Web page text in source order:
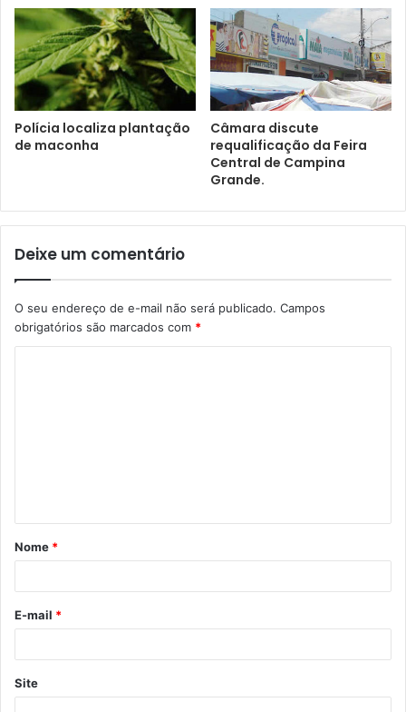
Polícia localiza plantação
de maconha
Câmara discute
requalificação da Feira
Central de Campina
Grande.
Deixe um comentário
O seu endereço de e-mail não será publicado. Campos
obrigatórios são marcados com *
Nome *
E-mail *
Site